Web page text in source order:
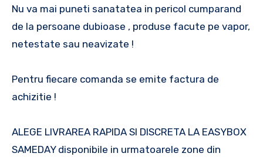
Nu va mai puneti sanatatea in pericol cumparand
de la persoane dubioase , produse facute pe vapor,
netestate sau neavizate !
Pentru fiecare comanda se emite factura de
achizitie !
ALEGE LIVRAREA RAPIDA SI DISCRETA LA EASYBOX
SAMEDAY disponibile in urmatoarele zone din